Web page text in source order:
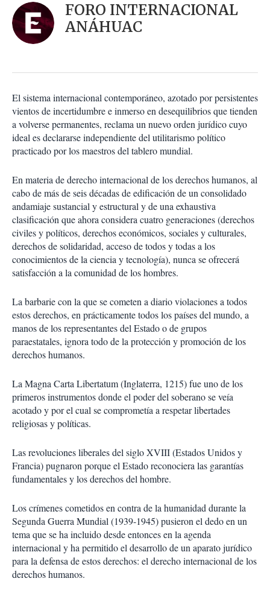
n
e
s
c
m
p
a
r
t
i
a
r
FORO INTERNACIONAL
ANÁHUAC
El sistema internacional contemporáneo, azotado por persistentes
vientos de incertidumbre e inmerso en desequilibrios que tienden
a volverse permanentes, reclama un nuevo orden jurídico cuyo
ideal es declararse independiente del utilitarismo político
practicado por los maestros del tablero mundial.
En materia de derecho internacional de los derechos humanos, al
cabo de más de seis décadas de edificación de un consolidado
andamiaje sustancial y estructural y de una exhaustiva
clasificación que ahora considera cuatro generaciones (derechos
civiles y políticos, derechos económicos, sociales y culturales,
derechos de solidaridad, acceso de todos y todas a los
conocimientos de la ciencia y tecnología), nunca se ofrecerá
satisfacción a la comunidad de los hombres.
La barbarie con la que se cometen a diario violaciones a todos
estos derechos, en prácticamente todos los países del mundo, a
manos de los representantes del Estado o de grupos
paraestatales, ignora todo de la protección y promoción de los
derechos humanos.
La Magna Carta Libertatum (Inglaterra, 1215) fue uno de los
primeros instrumentos donde el poder del soberano se veía
acotado y por el cual se comprometía a respetar libertades
religiosas y políticas.
Las revoluciones liberales del siglo XVIII (Estados Unidos y
Francia) pugnaron porque el Estado reconociera las garantías
fundamentales y los derechos del hombre.
Los crímenes cometidos en contra de la humanidad durante la
Segunda Guerra Mundial (1939-1945) pusieron el dedo en un
tema que se ha incluido desde entonces en la agenda
internacional y ha permitido el desarrollo de un aparato jurídico
para la defensa de estos derechos: el derecho internacional de los
derechos humanos.